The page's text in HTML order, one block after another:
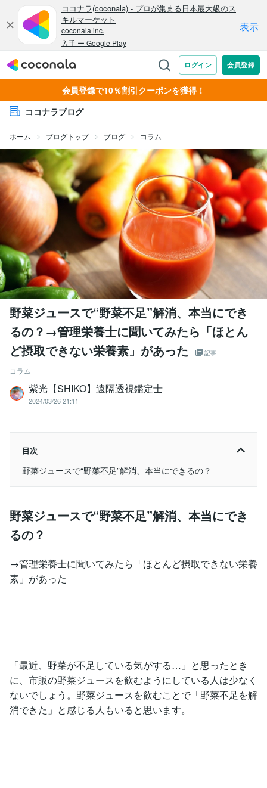
会員登録で10％割引クーポンを獲得！
ココナラブログ
ホーム ブログトップ ブログ コラム
野菜ジュースで“野菜不足”解消、本当にでき
るの？→管理栄養士に聞いてみたら「ほとん
ど摂取できない栄養素」があった
記事
コラム
紫光【SHIKO】遠隔透視鑑定士
2024/03/26 21:11
目次
野菜ジュースで“野菜不足”解消、本当にできるの？
野菜ジュースで“野菜不足”解消、本当にでき
るの？
→管理栄養士に聞いてみたら「ほとんど摂取できない栄養
素」があった
「最近、野菜が不足している気がする…」と思ったとき
に、市販の野菜ジュースを飲むようにしている人は少なく
ないでしょう。野菜ジュースを飲むことで「野菜不足を解
消できた」と感じる人もいると思います。